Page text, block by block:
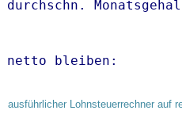
netto bleiben:
ausführlicher Lohnsteuerrechner auf